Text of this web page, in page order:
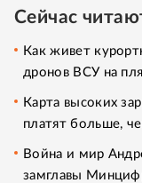
Сейчас
Как живет
дронов ВСУ на
Карта высоких
платят больше,
Война и мир
замглавы